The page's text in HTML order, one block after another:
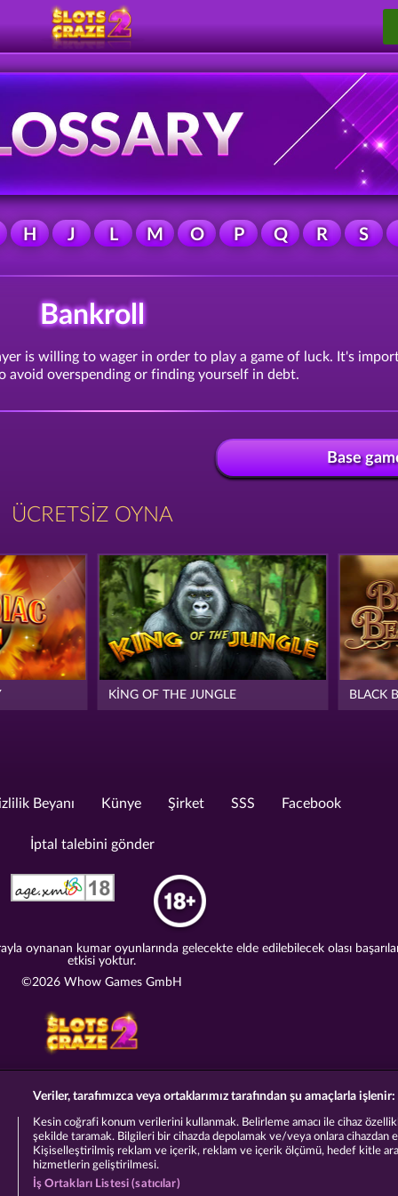
H J L M O P Q R S
Bankroll
is willing to wager in order to play a game of luck. It's
overspending or finding yourself in debt.
Base
ÜCRETSIZ OYNA
KING OF THE JUNGLE BLACK
Beyanı Künye Şirket SSS Facebook
İptal talebini gönder
oynanan kumar oyunlarında gelecekte elde edilebilecek olası
etkisi yoktur.
©2026 Whow Games GmbH
Veriler, tarafımızca veya ortaklarımız tarafından şu amaçlarla işlenir:
Kesin coğrafi konum verilerini kullanmak. Belirleme amacı ile cihaz
şekilde taramak. Bilgileri bir cihazda depolamak ve/veya onlara cihazdan
Kişiselleştirilmiş reklam ve içerik, reklam ve içerik ölçümü, hedef kitle
hizmetlerin geliştirilmesi.
İş Ortakları Listesi (satıcılar)